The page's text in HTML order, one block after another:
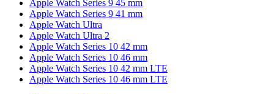
Apple Watch Series 9 45 mm
Apple Watch Series 9 41 mm
Apple Watch Ultra
Apple Watch Ultra 2
Apple Watch Series 10 42 mm
Apple Watch Series 10 46 mm
Apple Watch Series 10 42 mm LTE
Apple Watch Series 10 46 mm LTE